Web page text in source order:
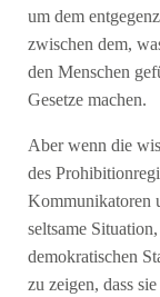
um dem
zwischen dem,
den Menschen
Gesetze machen.
Aber wenn die
des
Kommunikatoren
seltsame
demokratischen
zu zeigen, dass